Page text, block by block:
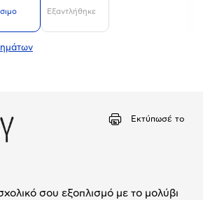
Εξαντλήθηκε
Εκτύπωσέ το
σου εξοπλισμό με το μολύβι